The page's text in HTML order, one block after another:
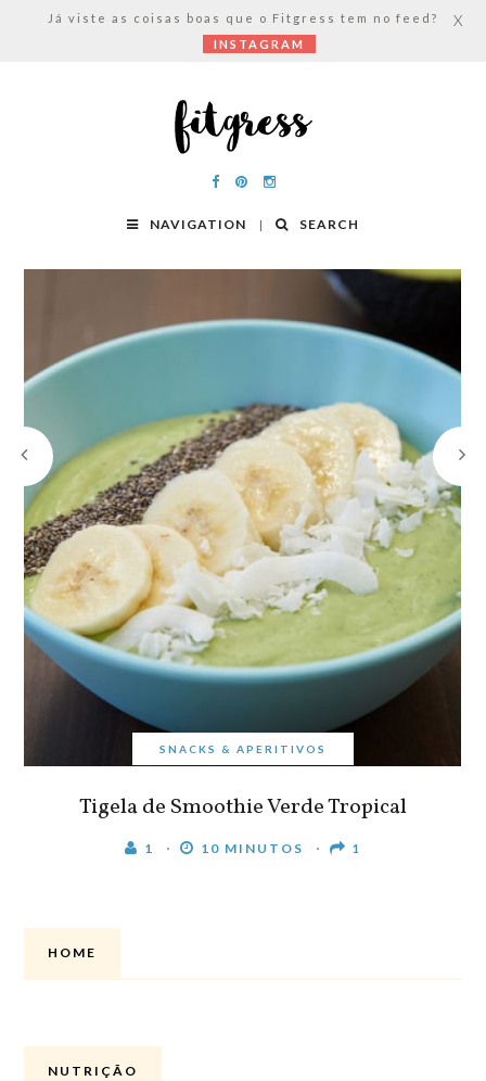
NAVIGATION SEARCH
SNACKS & APERITIVOS
Tigela de Smoothie Verde Tropical
1 10 MINUTOS 1
HOME
NUTRIÇÃO
Já viste as coisas boas que o Fitgress tem no feed?
INSTAGRAM
X